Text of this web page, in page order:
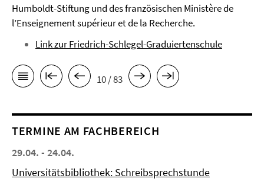
Humboldt-Stiftung und des französischen Ministère de
l’Enseignement supérieur et de la Recherche.
Link zur Friedrich-Schlegel-Graduiertenschule
10 / 83
TERMINE AM FACHBEREICH
29.04. - 24.04.
Universitätsbibliothek: Schreibsprechstunde